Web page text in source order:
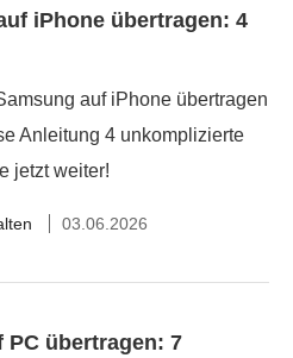
iPhone übertragen: 4
auf iPhone übertragen
Anleitung 4 unkomplizierte
jetzt weiter!
03.06.2026
PC übertragen: 7